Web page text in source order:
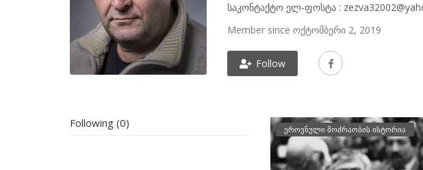
საკონტაქტო ელ-ფოსტა :
Member since ოქტომბერი 2, 2019
Follow
Following (0) ეროვნული მოძრაობის ისტორია